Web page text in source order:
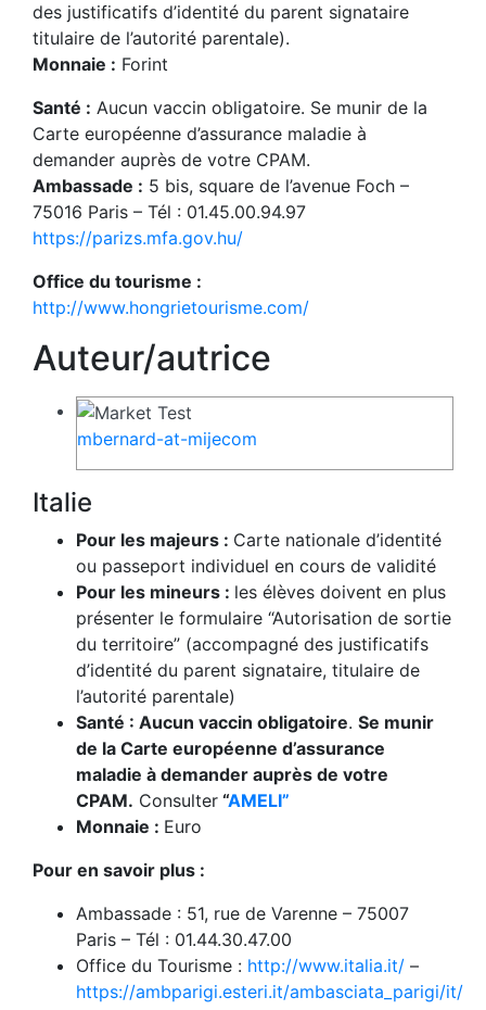
des justificatifs d’identité du parent signataire
titulaire de l’autorité parentale).
Monnaie : Forint
Santé : Aucun vaccin obligatoire. Se munir de la
Carte européenne d’assurance maladie à
demander auprès de votre CPAM.
Ambassade : 5 bis, square de l’avenue Foch –
75016 Paris – Tél : 01.45.00.94.97
https://parizs.mfa.gov.hu/
Office du tourisme :
http://www.hongrietourisme.com/
Auteur/autrice
mbernard-at-mijecom
Italie
Pour les majeurs : Carte nationale d’identité
ou passeport individuel en cours de validité
Pour les mineurs : les élèves doivent en plus
présenter le formulaire “Autorisation de sortie
du territoire” (accompagné des justificatifs
d’identité du parent signataire, titulaire de
l’autorité parentale)
Santé : Aucun vaccin obligatoire. Se munir
de la Carte européenne d’assurance
maladie à demander auprès de votre
CPAM. Consulter “AMELI”
Monnaie : Euro
Pour en savoir plus :
Ambassade : 51, rue de Varenne – 75007
Paris – Tél : 01.44.30.47.00
Office du Tourisme : http://www.italia.it/ –
https://ambparigi.esteri.it/ambasciata_parigi/it/